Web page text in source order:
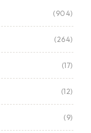
(904)
(264)
(17)
(12)
(9)